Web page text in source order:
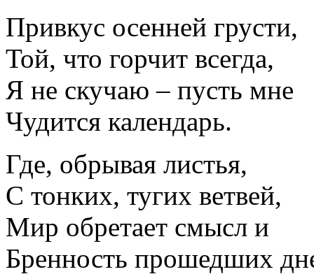
Привкус осенней грусти,
Той, что горчит всегда,
Я не скучаю – пусть мне
Чудится календарь.
Где, обрывая листья,
С тонких, тугих ветвей,
Мир обретает смысл и
Бренность прошедших